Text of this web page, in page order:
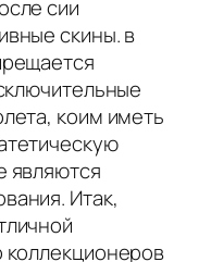
сии
скины. в
коим иметь
являются
Итак,
коллекционеров